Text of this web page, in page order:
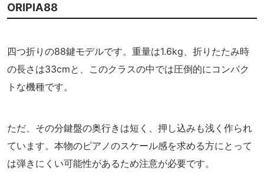
ORIPIA88
四つ折りの88鍵モデルです。重量は1.6kg、折りたたみ時
の長さは33cmと、このクラスの中では圧倒的にコンパク
トな機種です。
ただ、その分鍵盤の奥行きは短く、押し込みも浅く作られ
ています。本物のピアノのスケール感を求める方にとって
は弾きにくい可能性があるため注意が必要です。